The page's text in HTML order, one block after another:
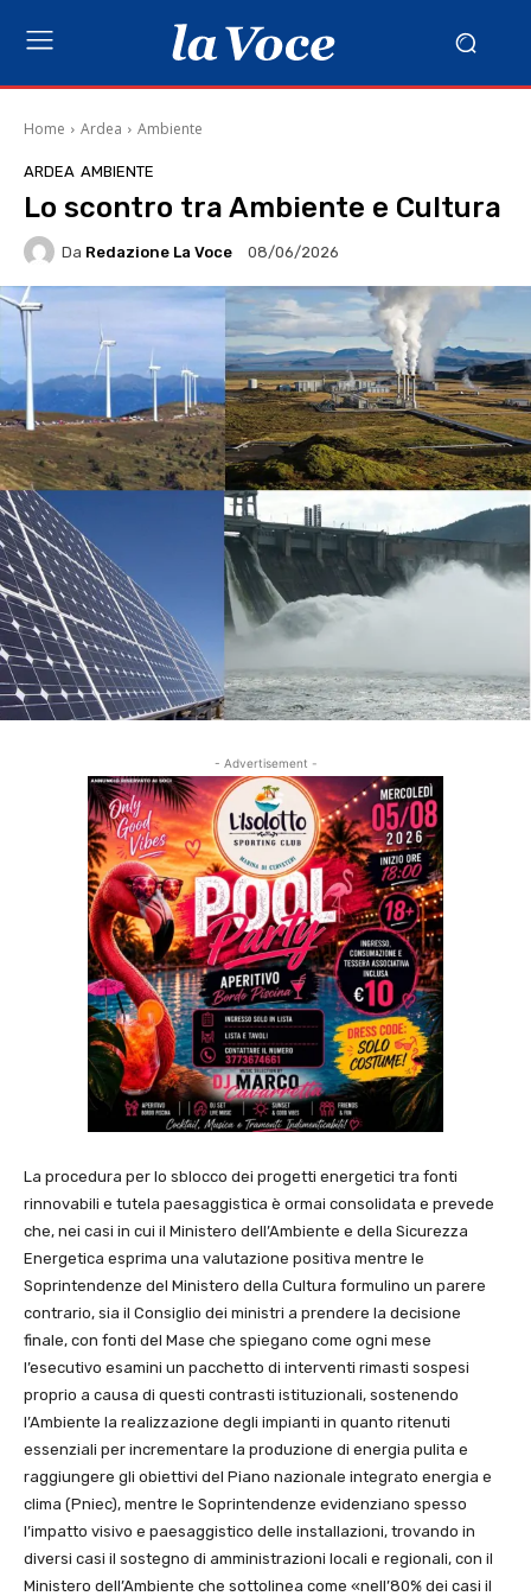
Home Ardea Ambiente
ARDEA AMBIENTE
Lo scontro tra Ambiente e Cultura
Da Redazione La Voce 08/06/2026
- Advertisement -
La procedura per lo sblocco dei progetti energetici tra fonti
rinnovabili e tutela paesaggistica è ormai consolidata e prevede
che, nei casi in cui il Ministero dell’Ambiente e della Sicurezza
Energetica esprima una valutazione positiva mentre le
Soprintendenze del Ministero della Cultura formulino un parere
contrario, sia il Consiglio dei ministri a prendere la decisione
finale, con fonti del Mase che spiegano come ogni mese
l’esecutivo esamini un pacchetto di interventi rimasti sospesi
proprio a causa di questi contrasti istituzionali, sostenendo
l’Ambiente la realizzazione degli impianti in quanto ritenuti
essenziali per incrementare la produzione di energia pulita e
raggiungere gli obiettivi del Piano nazionale integrato energia e
clima (Pniec), mentre le Soprintendenze evidenziano spesso
l’impatto visivo e paesaggistico delle installazioni, trovando in
diversi casi il sostegno di amministrazioni locali e regionali, con il
Ministero dell’Ambiente che sottolinea come «nell’80% dei casi il